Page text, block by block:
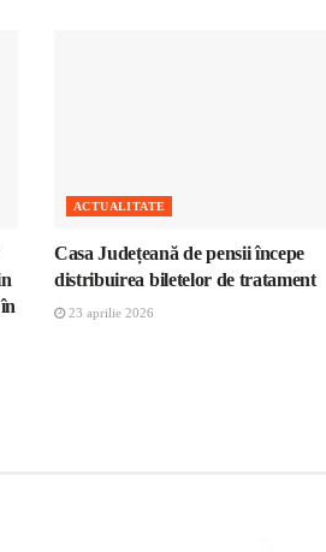
ACTUALITATE
Casa Județeană de pensii începe
distribuirea biletelor de tratament
23 aprilie 2026